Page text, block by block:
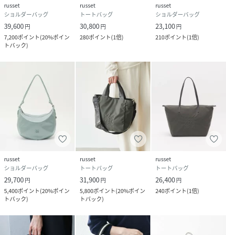
・ブルーその他5 (L.Blue2)…レザー：濃グレー / 金具：シ
ルバー
澄んだスカイブルーが装いに軽やかさをプラス。爽やかで清
潔感があり、配色ショルダーとのコントラストがすっきりと
・ピンクその他2 (LotusPink2)…レザー：グレージュ / 金
具：シルバー
くすみ感のあるロータスピンクが、甘さを抑えた上品な印象
に。コーディネートにほどよい華やかさを添えてくれます。
・ ブルーその他1（RoyalBlue）… 深みと鮮やかさを併せ持
つ、気品あふれるロイヤルブルー。シックなグレーのレザー
ハンドルとモノグラムテープが全体をスタイリッシュに引き
締め、知的な雰囲気に。
・ バイオレット（Plum） … ニュアンスのある大人なプラ
ムパープル。肌馴染みの良い優しいカラーで女性らしく柔ら
かな印象に仕上げました。夏の淡いトーンのスタイリングに
も品よくエレガントに溶け込みます。
Made in Japan
--------------------------------------
russet
ショルダーバッグ
39,600円
7,200ポイント(20%ポイン
トバック)
russet
トートバッグ
30,800円
280ポイント(1倍)
russet
ショルダーバッグ
23,100円
210ポイント(1倍)
russet
ショルダーバッグ
29,700円
5,400ポイント(20%ポイン
トバック)
russet
トートバッグ
31,900円
5,800ポイント(20%ポイン
トバック)
russet
トートバッグ
26,400円
240ポイント(1倍)